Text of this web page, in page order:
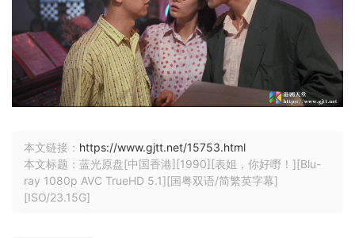
本文链接： https://www.gjtt.net/15753.html
本文标题：蓝光原盘[中国香港][1990][表姐，你好嘢！][Blu-
ray 1080p AVC TrueHD 5.1][国粤双语/简繁英字幕]
[ISO/23.15G]